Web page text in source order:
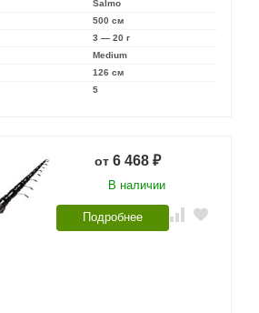
Salmo
500 см
3 — 20 г
Medium
126 см
5
от 6 468 ₽
В наличии
Подробнее